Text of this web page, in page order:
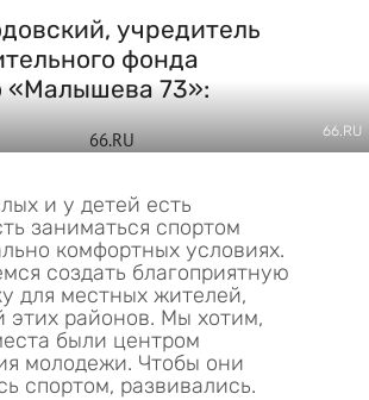
учредитель
фонда
«Малышева 73»:
66.RU
и у детей есть
заниматься спортом
комфортных условиях.
создать благоприятную
для местных жителей,
этих районов. Мы хотим,
были центром
молодежи. Чтобы они
спортом, развивались.